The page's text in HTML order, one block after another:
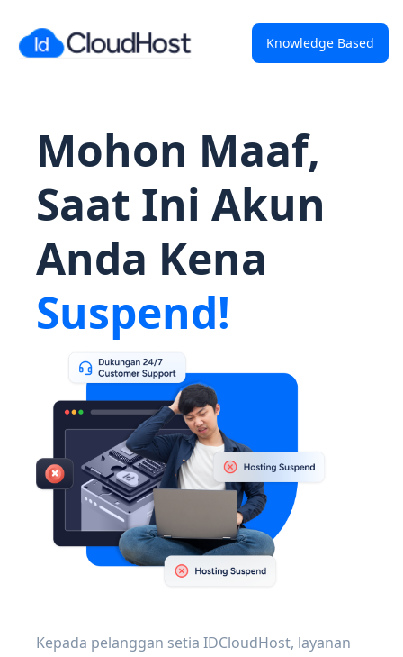
Knowledge Based
Mohon Maaf,
Saat Ini Akun
Anda Kena
Suspend!
Kepada pelanggan setia IDCloudHost, layanan